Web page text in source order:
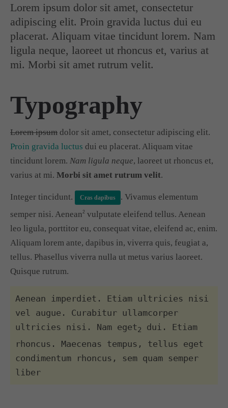
Lorem ipsum dolor sit amet, consectetur
adipiscing elit. Proin gravida luctus dui eu
placerat. Aliquam vitae tincidunt lorem. Nam
ligula neque, laoreet ut rhoncus et, varius at
mi. Morbi sit amet rutrum velit.
Typography
Lorem ipsum dolor sit amet, consectetur adipiscing elit.
Proin gravida luctus dui eu placerat. Aliquam vitae
tincidunt lorem. Nam ligula neque, laoreet ut rhoncus et,
varius at mi. Morbi sit amet rutrum velit.
Integer tincidunt. Cras dapibus
. Vivamus elementum
semper nisi. Aenean 2 vulputate eleifend tellus. Aenean
leo ligula, porttitor eu, consequat vitae, eleifend ac, enim.
Aliquam lorem ante, dapibus in, viverra quis, feugiat a,
tellus. Phasellus viverra nulla ut metus varius laoreet.
Quisque rutrum.
Aenean imperdiet. Etiam ultricies nisi
vel augue. Curabitur ullamcorper
ultricies nisi. Nam eget2
dui. Etiam
rhoncus. Maecenas tempus, tellus eget
condimentum rhoncus, sem quam semper
liber